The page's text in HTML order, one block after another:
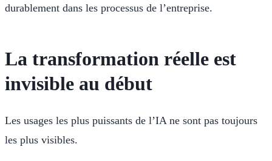
durablement dans les processus de l’entreprise.
La transformation réelle est
invisible au début
Les usages les plus puissants de l’IA ne sont pas toujours
les plus visibles.